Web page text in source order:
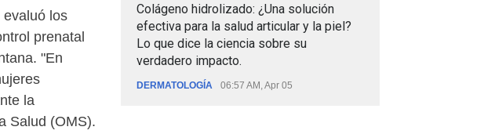
los
prenatal
"En
la
Salud (OMS).
Colágeno hidrolizado: ¿Una solución
efectiva para la salud articular y la piel?
Lo que dice la ciencia sobre su
verdadero impacto.
DERMATOLOGÍA 06:57 AM, Apr 05